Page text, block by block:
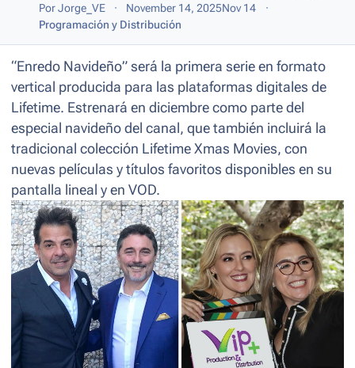
PorJorge_VE November 14, 2025Nov 14
Programación y Distribución
“Enredo Navideño” será la primera serie en formato
vertical producida para las plataformas digitales de
Lifetime. Estrenará en diciembre como parte del
especial navideño del canal, que también incluirá la
tradicional colección Lifetime Xmas Movies, con
nuevas películas y títulos favoritos disponibles en su
pantalla lineal y en VOD.